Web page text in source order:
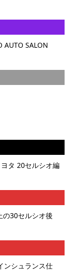
SALON
タ 20セルシオ編
の30セルシオ後
ンシュランス仕